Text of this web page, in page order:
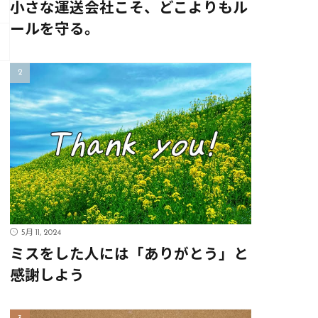
小さな運送会社こそ、どこよりもル
ールを守る。
5月 11, 2024
ミスをした人には「ありがとう」と
感謝しよう